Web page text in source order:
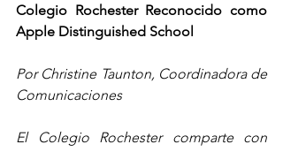
Colegio Rochester Reconocido como
Apple Distinguished School
Por Christine Taunton, Coordinadora de
Comunicaciones
El Colegio Rochester comparte con